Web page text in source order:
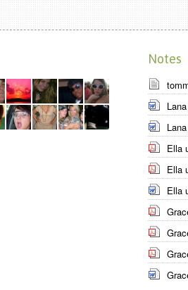
Notes
Ella
Ella
Ella